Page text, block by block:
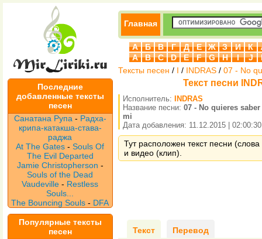
Последние
добавленные тексты
песен
Санатана Рупа - Радха-
крипа-катакша-става-
раджа
At The Gates -Souls Of
The Evil Departed
Jamie Christopherson -
Souls of the Dead
Vaudeville- Restless
Souls...
The Bouncing Souls - DFA
Популярные тексты
песен
Главная
А Б В Г Д Е Ж З И К
A
B C D E F G H I J
Тексты песен / I / INDRAS / 07 - No
Текст песни
Исполнитель:
INDRAS
Название песни: 07 - No quieres
mi
Дата добавления: 11.12.2015 | 02:00:30
Тут расположен текст песни
и видео (клип).
Текст Перевод